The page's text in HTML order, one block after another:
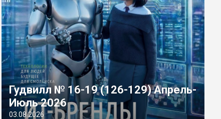
Гудвилл № 16-19 (126-129) Апрель-
Июль 2026
03.08.2026